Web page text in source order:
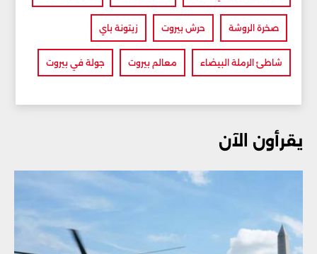
صخرة الروشة حرش بيروت زيتونة باي
شاطئ الرملة البيضاء معالم بيروت جولة في بيروت
يقرأون الآن